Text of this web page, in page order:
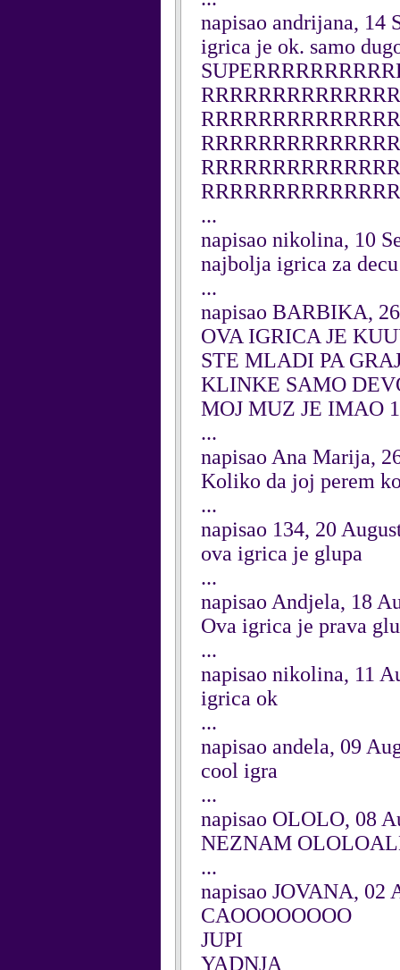
napisao andrijana, 14
igrica je ok. samo
...
napisao nikolina, 10
najbolja igrica za decu
...
napisao BARBIKA,
OVA IGRICA JE
STE MLADI PA
KLINKE SAMO
MOJ MUZ JE IMAO
...
napisao Ana Marija,
Koliko da joj perem
...
napisao 134, 20
ova igrica je glupa
...
napisao Andjela, 18
Ova igrica je prava
...
napisao nikolina, 11
igrica ok
...
napisao andela, 09
cool igra
...
napisao OLOLO, 08
NEZNAM
...
napisao JOVANA, 02
CAOOOOOOOO
JUPI
YADNJA